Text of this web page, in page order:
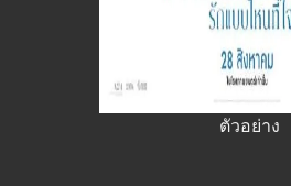
ตัวอย่าง